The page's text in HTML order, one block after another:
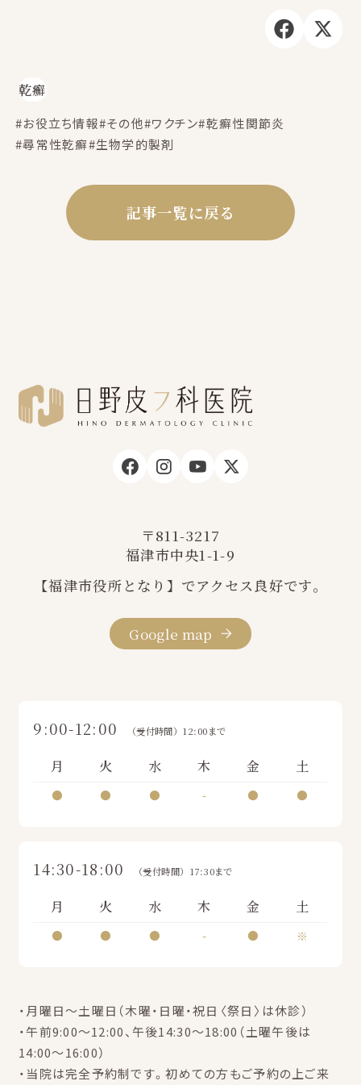
乾癬
#お役立ち情報#その他#ワクチン#乾癬性関節炎
#尋常性乾癬#生物学的製剤
記事一覧に戻る
〒811-3217
福津市中央1-1-9
【福津市役所となり】でアクセス良好です。
Google map
9:00-12:00 （受付時間）12:00まで
月 火 水 木 金 土
● ● ● - ● ●
14:30-18:00 （受付時間）17:30まで
月 火 水 木 金 土
● ● ● - ● ※
・月曜日～土曜日（木曜・日曜・祝日〈祭日〉は休診）
・午前9:00～12:00、午後14:30～18:00（土曜午後は
14:00～16:00）
・当院は完全予約制です。初めての方もご予約の上ご来